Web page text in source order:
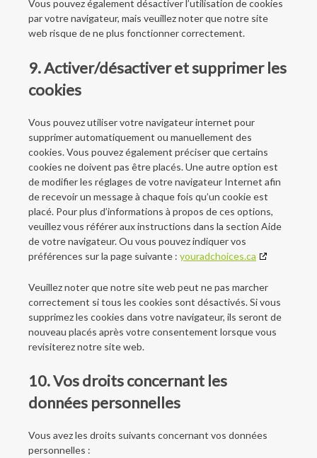
Vous pouvez également désactiver l’utilisation de cookies
par votre navigateur, mais veuillez noter que notre site
web risque de ne plus fonctionner correctement.
9. Activer/désactiver et supprimer les
cookies
Vous pouvez utiliser votre navigateur internet pour
supprimer automatiquement ou manuellement des
cookies. Vous pouvez également préciser que certains
cookies ne doivent pas être placés. Une autre option est
de modifier les réglages de votre navigateur Internet afin
de recevoir un message à chaque fois qu’un cookie est
placé. Pour plus d’informations à propos de ces options,
veuillez vous référer aux instructions dans la section Aide
de votre navigateur. Ou vous pouvez indiquer vos
préférences sur la page suivante : youradchoices.ca
Veuillez noter que notre site web peut ne pas marcher
correctement si tous les cookies sont désactivés. Si vous
supprimez les cookies dans votre navigateur, ils seront de
nouveau placés après votre consentement lorsque vous
revisiterez notre site web.
10. Vos droits concernant les
données personnelles
Vous avez les droits suivants concernant vos données
personnelles :